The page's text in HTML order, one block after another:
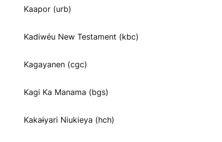
Kaapor (urb)
Kadiwéu New Testament (kbc)
Kagayanen (cgc)
Kagi Ka Manama (bgs)
Kakaɨyari Niukieya (hch)